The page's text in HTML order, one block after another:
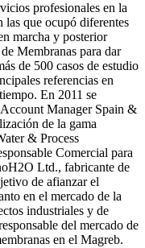
profesionales en la
las que ocupó diferentes
marcha y posterior
Membranas para dar
de 500 casos de estudio
referencias en
En 2011 se
Manager Spain &
de la gama
& Process
Comercial para
Ltd., fabricante de
de afianzar el
en el mercado de la
industriales y de
del mercado de
en el Magreb.